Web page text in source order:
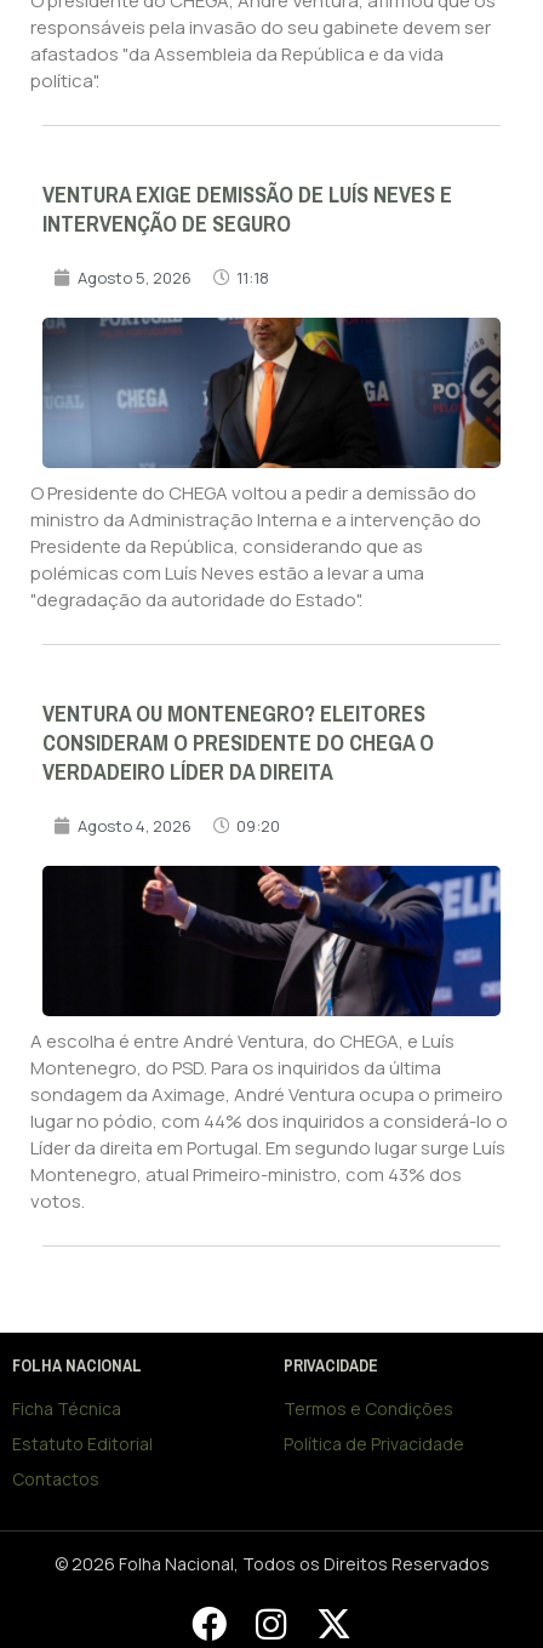
responsáveis pela invasão do seu gabinete devem ser
afastados "da Assembleia da República e da vida
política".
VENTURA EXIGE DEMISSÃO DE LUÍS NEVES E
INTERVENÇÃO DE SEGURO
Agosto 5, 2026 11:18
O Presidente do CHEGA voltou a pedir a demissão do
ministro da Administração Interna e a intervenção do
Presidente da República, considerando que as
polémicas com Luís Neves estão a levar a uma
"degradação da autoridade do Estado".
VENTURA OU MONTENEGRO? ELEITORES
CONSIDERAM O PRESIDENTE DO CHEGA O
VERDADEIRO LÍDER DA DIREITA
Agosto 4, 2026 09:20
A escolha é entre André Ventura, do CHEGA, e Luís
Montenegro, do PSD. Para os inquiridos da última
sondagem da Aximage, André Ventura ocupa o primeiro
lugar no pódio, com 44% dos inquiridos a considerá-lo o
Líder da direita em Portugal. Em segundo lugar surge Luís
Montenegro, atual Primeiro-ministro, com 43% dos
votos.
FOLHA NACIONAL
Ficha Técnica
Estatuto Editorial
Contactos
PRIVACIDADE
Termos e Condições
Política de Privacidade
© 2026 Folha Nacional, Todos os Direitos Reservados